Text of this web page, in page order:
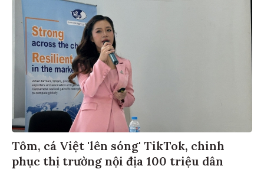
Tôm, cá Việt 'lên sóng' TikTok, chinh
phục thị trường nội địa 100 triệu dân